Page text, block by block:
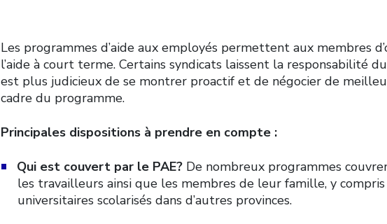
Les programmes d’aide aux employés permettent aux membres
l’aide à court terme. Certains syndicats laissent la responsabilité
est plus judicieux de se montrer proactif et de négocier de
cadre du programme.
Principales dispositions à prendre en compte :
Qui est couvert par le PAE? De nombreux programmes
les travailleurs ainsi que les membres de leur famille, y
universitaires scolarisés dans d’autres provinces.